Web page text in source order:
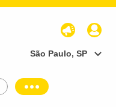
São Paulo, SP